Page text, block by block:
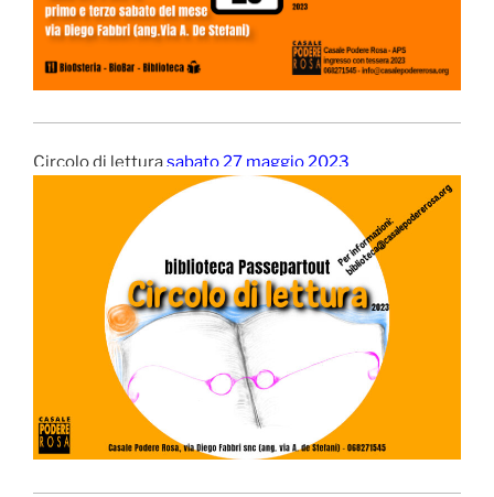
Circolo di letturasabato 27 maggio 2023